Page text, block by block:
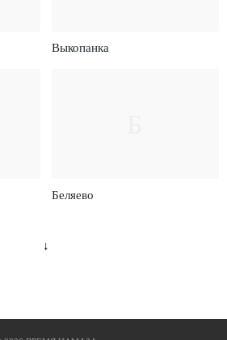
Выкопанка
Беляево
↓